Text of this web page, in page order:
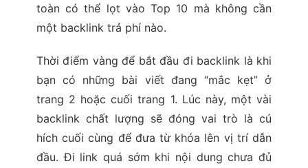
toàn có thể lọt vào Top 10 mà không cần
một backlink trả phí nào.
Thời điểm vàng để bắt đầu đi backlink là khi
bạn có những bài viết đang “mắc kẹt” ở
trang 2 hoặc cuối trang 1. Lúc này, một vài
backlink chất lượng sẽ đóng vai trò là cú
hích cuối cùng để đưa từ khóa lên vị trí dẫn
đầu. Đi link quá sớm khi nội dung chưa đủ